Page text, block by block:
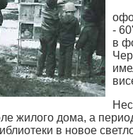
-
в
жилого дома, а
в новое